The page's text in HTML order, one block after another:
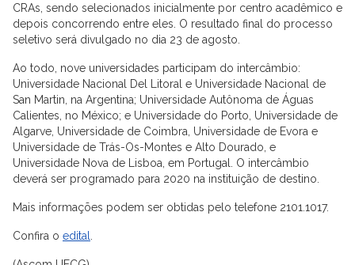
CRAs, sendo selecionados inicialmente por centro acadêmico e
depois concorrendo entre eles. O resultado final do processo
seletivo será divulgado no dia 23 de agosto.
Ao todo, nove universidades participam do intercâmbio:
Universidade Nacional Del Litoral e Universidade Nacional de
San Martin, na Argentina; Universidade Autônoma de Águas
Calientes, no México; e Universidade do Porto, Universidade de
Algarve, Universidade de Coimbra, Universidade de Evora e
Universidade de Trás-Os-Montes e Alto Dourado, e
Universidade Nova de Lisboa, em Portugal. O intercâmbio
deverá ser programado para 2020 na instituição de destino.
Mais informações podem ser obtidas pelo telefone 2101.1017.
Confira o edital